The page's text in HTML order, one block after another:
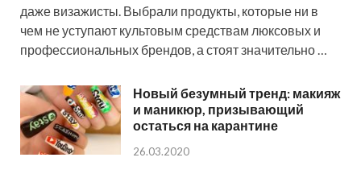
даже визажисты. Выбрали продукты, которые ни в
чем не уступают культовым средствам люксовых и
профессиональных брендов, а стоят значительно …
Новый безумный тренд: макияж
и маникюр, призывающий
остаться на карантине
26.03.2020